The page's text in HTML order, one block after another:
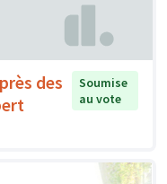
des
Soumise
au vote